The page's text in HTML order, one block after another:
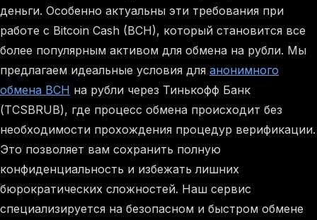
деньги. Особенно актуальны эти требования при
работе с Bitcoin Cash (BCH), который становится все
более популярным активом для обмена на рубли. Мы
предлагаем идеальные условия для анонимного
обмена BCH на рубли через Тинькофф Банк
(TCSBRUB), где процесс обмена происходит без
необходимости прохождения процедур верификации.
Это позволяет вам сохранить полную
конфиденциальность и избежать лишних
бюрократических сложностей. Наш сервис
специализируется на безопасном и быстром обмене